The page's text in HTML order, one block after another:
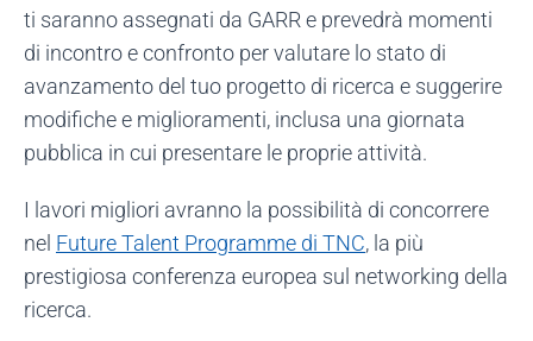
ti saranno assegnati da GARR e prevedrà momenti
di incontro e confronto per valutare lo stato di
avanzamento del tuo progetto di ricerca e suggerire
modifiche e miglioramenti, inclusa una giornata
pubblica in cui presentare le proprie attività.
I lavori migliori avranno la possibilità di concorrere
nel Future Talent Programme di TNC, la più
prestigiosa conferenza europea sul networking della
ricerca.